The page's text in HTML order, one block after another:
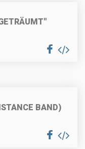
BAND)